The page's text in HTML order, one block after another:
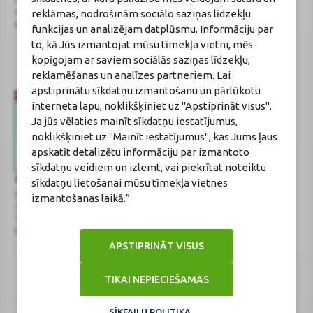
reklāmas, nodrošinām sociālo saziņas līdzekļu
funkcijas un analizējam datplūsmu. Informāciju par
to, kā Jūs izmantojat mūsu tīmekļa vietni, mēs
kopīgojam ar saviem sociālās saziņas līdzekļu,
reklamēšanas un analīzes partneriem. Lai
apstiprinātu sīkdatņu izmantošanu un pārlūkotu
interneta lapu, noklikšķiniet uz "Apstiprināt visus".
Ja jūs vēlaties mainīt sīkdatņu iestatījumus,
noklikšķiniet uz "Mainīt iestatījumus", kas Jums ļaus
apskatīt detalizētu informāciju par izmantoto
sīkdatņu veidiem un izlemt, vai piekrītat noteiktu
sīkdatņu lietošanai mūsu tīmekļa vietnes
izmantošanas laikā.”
TIKAI NEPIECIEŠAMĀS
APSTIPRINĀT VISUS
novads, LV-2130
Reģistrācijas Nr.: 40003252167
Aptiekas vadītāja:
Sertificēta farmaceite: Jeļena
Gončarova
Reģistrācijas Nr.: F-0834
Sertifikāta Nr.: 215.2025
Zāļu valsts aģentūra
www.zva.gov.lv
E-pasts: info@zva.gov.lv
Veselības inspekcija
E-pasts: vi@vi.gov.lv